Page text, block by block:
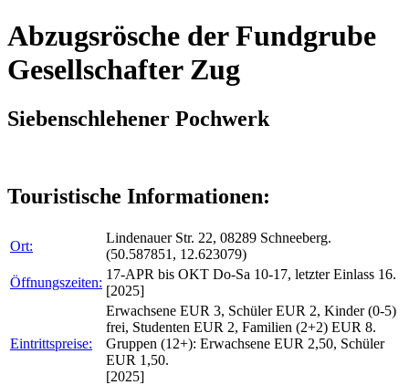
Abzugsrösche der Fundgrube
Gesellschafter Zug
Siebenschlehener Pochwerk
Touristische Informationen:
Ort:
Lindenauer Str. 22, 08289 Schneeberg.
(50.587851, 12.623079)
Öffnungszeiten:
17-APR bis OKT Do-Sa 10-17, letzter Einlass 16.
[2025]
Eintrittspreise:
Erwachsene EUR 3, Schüler EUR 2, Kinder (0-5)
frei, Studenten EUR 2, Familien (2+2) EUR 8.
Gruppen (12+): Erwachsene EUR 2,50, Schüler
EUR 1,50.
[2025]